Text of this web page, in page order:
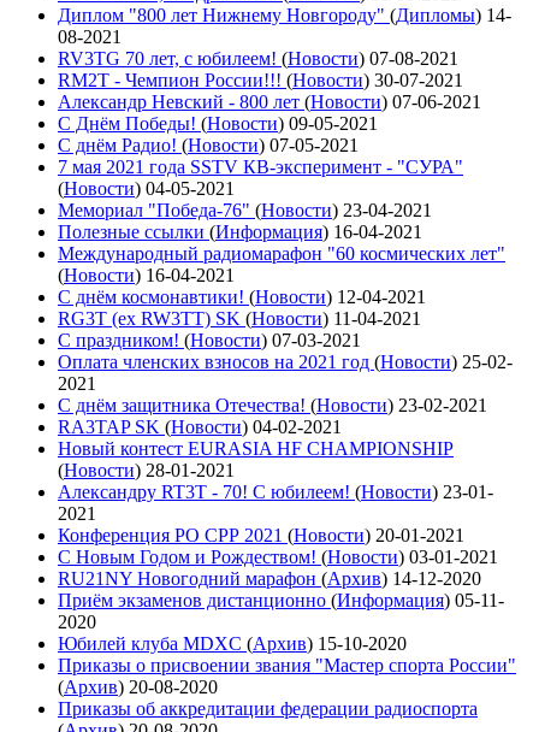
Диплом "800 лет Нижнему Новгороду" (Дипломы) 14-
08-2021
RV3TG 70 лет, с юбилеем! (Новости) 07-08-2021
RM2T - Чемпион России!!! (Новости) 30-07-2021
Александр Невский - 800 лет (Новости) 07-06-2021
С Днём Победы! (Новости) 09-05-2021
C днём Радио! (Новости) 07-05-2021
7 мая 2021 года SSTV КВ-эксперимент - "СУРА"
(Новости) 04-05-2021
Мемориал "Победа-76" (Новости) 23-04-2021
Полезные ссылки (Информация) 16-04-2021
Международный радиомарафон "60 космических лет"
(Новости) 16-04-2021
С днём космонавтики! (Новости) 12-04-2021
RG3T (ex RW3TT) SK (Новости) 11-04-2021
С праздником! (Новости) 07-03-2021
Оплата членских взносов на 2021 год (Новости) 25-02-
2021
С днём защитника Отечества! (Новости) 23-02-2021
RA3TAP SK (Новости) 04-02-2021
Новый контест EURASIA HF CHAMPIONSHIP
(Новости) 28-01-2021
Александру RT3T - 70! С юбилеем! (Новости) 23-01-
2021
Конференция РО СРР 2021 (Новости) 20-01-2021
С Новым Годом и Рождеством! (Новости) 03-01-2021
RU21NY Новогодний марафон (Архив) 14-12-2020
Приём экзаменов дистанционно (Информация) 05-11-
2020
Юбилей клуба MDXC (Архив) 15-10-2020
Приказы о присвоении звания "Мастер спорта России"
(Архив) 20-08-2020
Приказы об аккредитации федерации радиоспорта